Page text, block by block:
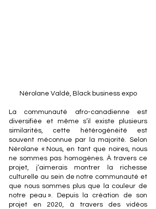
Nérolane Valdé, Black business expo
La communauté afro-canadienne est
diversifiée et même s’il existe plusieurs
similarités, cette hétérogénéité est
souvent méconnue par la majorité. Selon
Nérolane « Nous, en tant que noires, nous
ne sommes pas homogènes. À travers ce
projet, j’aimerais montrer la richesse
culturelle au sein de notre communauté et
que nous sommes plus que la couleur de
notre peau ». Depuis la création de son
projet en 2020, à travers des vidéos